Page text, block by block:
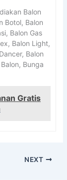
Balon
Botol, Balon
Balon Gas
Balon Light,
Balon
Bunga
Gratis
NEXT